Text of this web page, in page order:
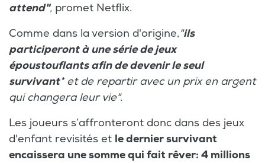
attend", promet Netflix.
Comme dans la version d'origine,"ils
participeront à une série de jeux
époustouflants afin de devenir le seul
survivant* et de repartir avec un prix en argent
qui changera leur vie".
Les joueurs s’affronteront donc dans des jeux
d'enfant revisités et le dernier survivant
encaissera une somme qui fait rêver: 4 millions